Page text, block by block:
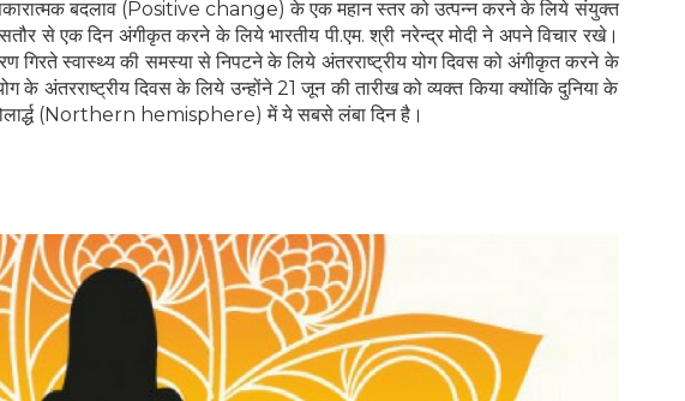
बदलाव (Positive change) के एक महान स्तर को उत्पन्न करने के लिये संयुक्त
से एक दिन अंगीकृत करने के लिये भारतीय पी.एम. श्री नरेन्द्र मोदी ने अपने विचार रखे।
स्वास्थ्य की समस्या से निपटने के लिये अंतरराष्ट्रीय योग दिवस को अंगीकृत करने के
के अंतरराष्ट्रीय दिवस के लिये उन्होंने 21 जून की तारीख को व्यक्त किया क्योंकि दुनिया के
गोलार्द्ध (Northern hemisphere) में ये सबसे लंबा दिन है।